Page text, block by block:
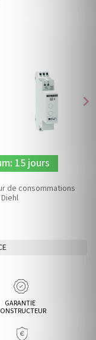
chevron_right
15 jours
de consommations
GARANTIE